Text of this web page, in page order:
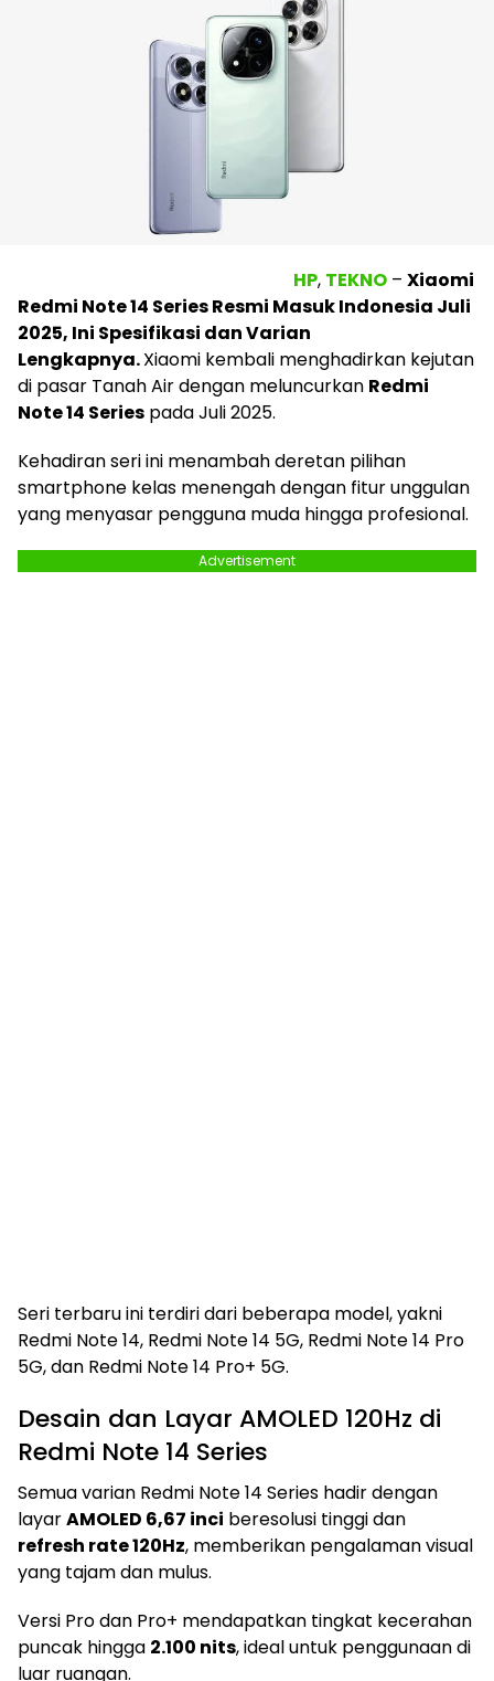
HP, TEKNO – Xiaomi
Redmi Note 14 Series Resmi Masuk Indonesia Juli
2025, Ini Spesifikasi dan Varian
Lengkapnya.Xiaomi kembali menghadirkan kejutan
di pasar Tanah Air dengan meluncurkan Redmi
Note 14 Series pada Juli 2025.
Kehadiran seri ini menambah deretan pilihan
smartphone kelas menengah dengan fitur unggulan
yang menyasar pengguna muda hingga profesional.
Advertisement
Seri terbaru ini terdiri dari beberapa model, yakni
Redmi Note 14, Redmi Note 14 5G, Redmi Note 14 Pro
5G, dan Redmi Note 14 Pro+ 5G.
Desain dan Layar AMOLED 120Hz di
Redmi Note 14 Series
Semua varian Redmi Note 14 Series hadir dengan
layarAMOLED 6,67 inci beresolusi tinggi dan
refresh rate 120Hz, memberikan pengalaman visual
yang tajam dan mulus.
Versi Pro dan Pro+ mendapatkan tingkat kecerahan
puncak hingga 2.100 nits, ideal untuk penggunaan di
luar ruangan.